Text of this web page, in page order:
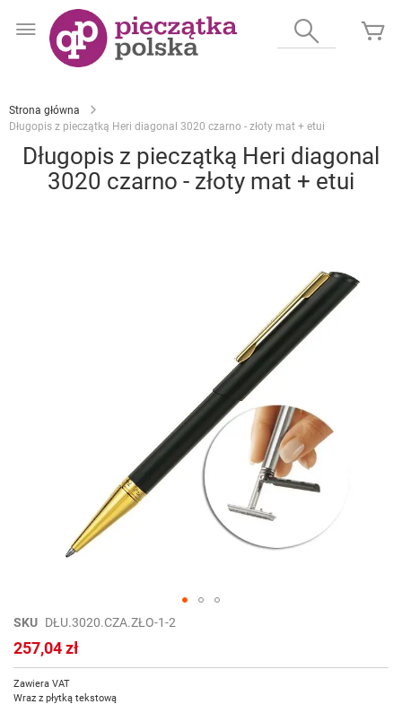
do
Wyszukaj
Strona główna
Długopis z pieczątką Heri diagonal 3020 czarno - złoty mat + etui
Długopis z pieczątką Heri diagonal
3020 czarno - złoty mat + etui
Przejdź
na
początek
SKU DŁU.3020.CZA.ZŁO-1-2
257,04 zł
Zawiera VAT
Wraz z płytką tekstową